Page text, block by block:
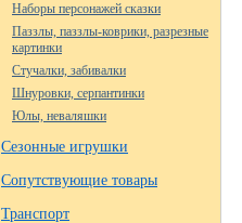
Наборы персонажей сказки
Паззлы, паззлы-коврики, разрезные
картинки
Стучалки, забивалки
Шнуровки, серпантинки
Юлы, неваляшки
Сезонные игрушки
Сопутствующие товары
Транспорт